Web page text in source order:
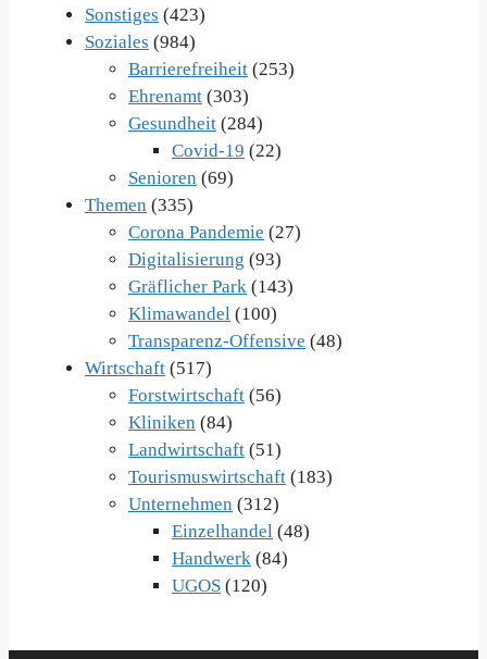
Sonstiges (423)
Soziales (984)
Barrierefreiheit (253)
Ehrenamt (303)
Gesundheit (284)
Covid-19 (22)
Senioren (69)
Themen (335)
Corona Pandemie (27)
Digitalisierung (93)
Gräflicher Park (143)
Klimawandel (100)
Transparenz-Offensive (48)
Wirtschaft (517)
Forstwirtschaft (56)
Kliniken (84)
Landwirtschaft (51)
Tourismuswirtschaft (183)
Unternehmen (312)
Einzelhandel (48)
Handwerk (84)
UGOS (120)